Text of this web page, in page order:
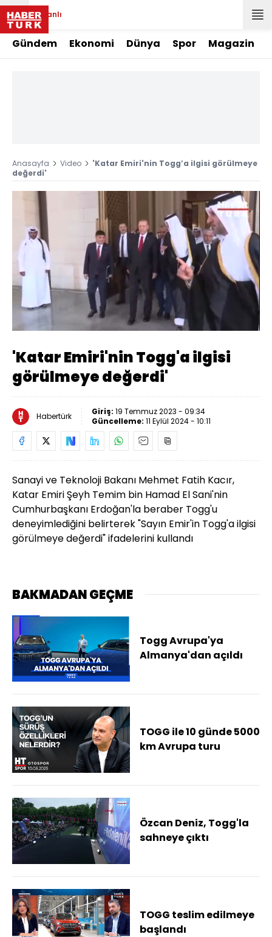
Canlı
Gündem Ekonomi Dünya Spor Magazin
Anasayfa Video
'Katar Emiri'nin Togg’a ilgisi görülmeye
değerdi'
Aç
Yüklendi
100.00%
Oynatma
Hızı
'Katar Emiri'nin Togg'a ilgisi
görülmeye değerdi'
Habertürk Giriş: 19 Temmuz 2023 - 09:34
Güncelleme: 11 Eylül 2024 - 10:11
Sanayi ve Teknoloji Bakanı Mehmet Fatih Kacır,
Katar Emiri Şeyh Temim bin Hamad El Sani'nin
Cumhurbaşkanı Erdoğan'la beraber Togg'u
deneyimlediğini belirterek "Sayın Emir'in Togg'a ilgisi
görülmeye değerdi" ifadelerini kullandı
BAKMADAN GEÇME
Togg Avrupa'ya
Almanya'dan açıldı
TOGG ile 10 günde 5000
km Avrupa turu
Özcan Deniz, Togg'la
sahneye çıktı
TOGG teslim edilmeye
başlandı